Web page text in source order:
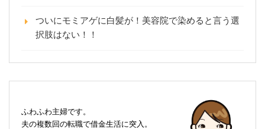
ついにモミアゲに白髪が！美容院で染めると言う選
択肢はない！！
ふわふわ主婦です。
夫の複数回の転職で借金生活に突入。